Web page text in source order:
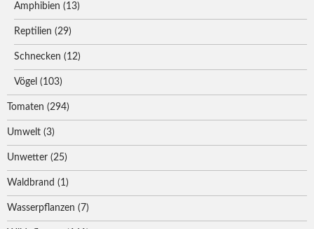
Amphibien (13)
Reptilien (29)
Schnecken (12)
Vögel (103)
Tomaten (294)
Umwelt (3)
Unwetter (25)
Waldbrand (1)
Wasserpflanzen (7)